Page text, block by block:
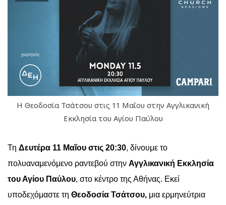
Η Θεοδοσία Τσάτσου στις 11 Μαΐου στην Αγγλικανική
Εκκλησία του Αγίου Παύλου
Τη Δευτέρα 11 Μαΐου στις 20:30, δίνουμε το
πολυαναμενόμενο ραντεβού στην Αγγλικανική Εκκλησία
του Αγίου Παύλου, στο κέντρο της Αθήνας. Εκεί
υποδεχόμαστε τη Θεοδοσία Τσάτσου, μια ερμηνεύτρια